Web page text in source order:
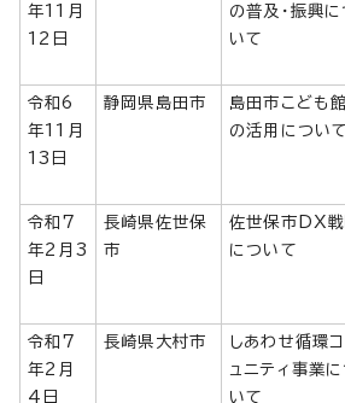
年11月
12日
の普及・振興に
いて
令和6
年11月
13日
静岡県島田市
島田市こども館
の活用について
令和7
年2月3
日
長崎県佐世保
市
佐世保市DX
について
令和7
年2月
4日
長崎県大村市
しあわせ循環コ
ュニティ事業に
いて